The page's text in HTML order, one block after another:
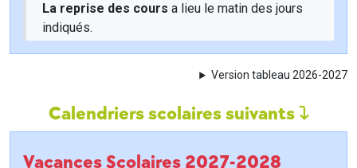
La reprise des cours a lieu le matin des jours
indiqués.
Version tableau 2026-2027
Calendriers scolaires suivants
Vacances Scolaires 2027-2028